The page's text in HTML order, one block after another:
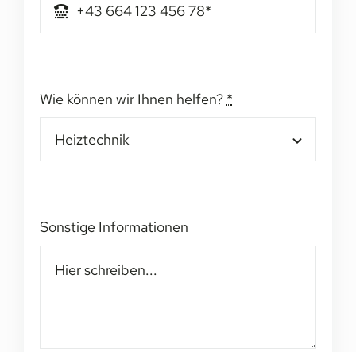
Wie können wir Ihnen helfen? *
Sonstige Informationen